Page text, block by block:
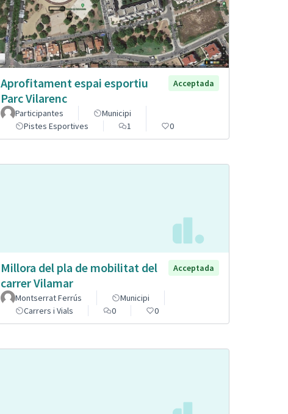
Aprofitament espai esportiu
Parc Vilarenc
Acceptada
Participantes
Municipi
Pistes Esportives
1 0
Millora del pla de mobilitat del
carrer Vilamar
Acceptada
Montserrat Ferrús
Municipi
Carrers i Vials
0 0